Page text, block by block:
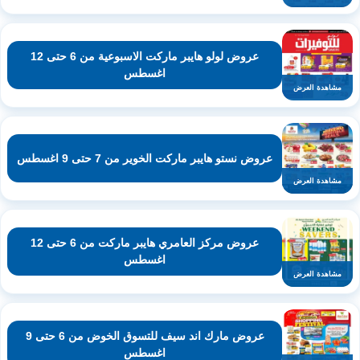
مشاهدة العرض
عروض لولو هايبر ماركت الاسبوعية من 6 حتى 12
اغسطس
مشاهدة العرض
عروض نستو هايبر ماركت الخوير من 7 حتى 9 اغسطس
مشاهدة العرض
عروض مركز العامري هايبر ماركت من 6 حتى 12
اغسطس
عروض مارك اند سيف للتسوق الخوض من 6 حتى 9
اغسطس